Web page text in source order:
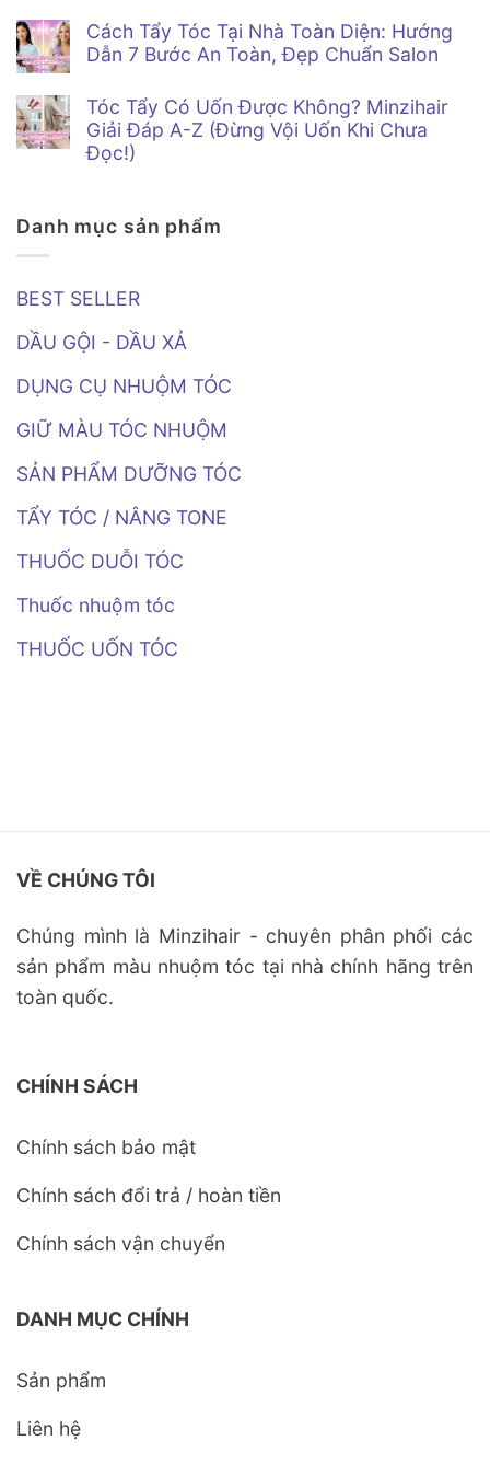
5
Sai
Lầm
Thường
Mắc
Phải
Tẩy
Tóc
Trắng
Tại
Nhà
Chuẩn
Salon
bình
luận
ở
Tóc
&
Nhuộm
Tóc
Có
Phân
Nhìn
Khoa
Cách Tẩy Tóc Tại Nhà Toàn Diện: Hướng
Dẫn 7 Bước An Toàn, Đẹp Chuẩn Salon
bình
luận
ở
Cách
Toàn
7
Bước
Toàn,
Đẹp
Salon
Tóc Tẩy Có Uốn Được Không? Minzihair
Giải Đáp A-Z (Đừng Vội Uốn Khi Chưa
Đọc!)
luận
ở
Uốn
Không?
Minzihair
Đáp
A-
(Đừng
Vội
Khi
Chưa
Danh mục sản phẩm
BEST SELLER
DẦU GỘI - DẦU XẢ
DỤNG CỤ NHUỘM TÓC
GIỮ MÀU TÓC NHUỘM
SẢN PHẨM DƯỠNG TÓC
TẨY TÓC / NÂNG TONE
THUỐC DUỖI TÓC
Thuốc nhuộm tóc
THUỐC UỐN TÓC
VỀ CHÚNG TÔI
Chúng mình là Minzihair - chuyên phân phối các
sản phẩm màu nhuộm tóc tại nhà chính hãng trên
toàn quốc.
CHÍNH SÁCH
Chính sách bảo mật
Chính sách đổi trả / hoàn tiền
Chính sách vận chuyển
DANH MỤC CHÍNH
Sản phẩm
Liên hệ